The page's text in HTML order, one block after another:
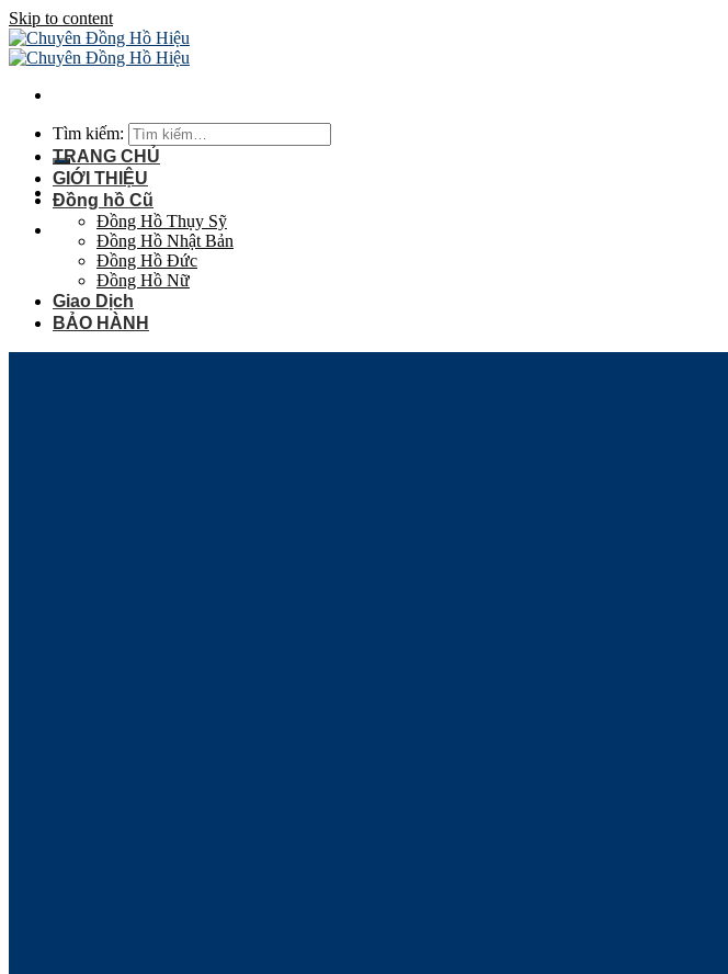
Skip to content
Tìm kiếm:
TRANG CHỦ
GIỚI THIỆU
Đồng hồ Cũ
Đồng Hồ Thụy Sỹ
Đồng Hồ Nhật Bản
Đồng Hồ Đức
Đồng Hồ Nữ
Giao Dịch
BẢO HÀNH